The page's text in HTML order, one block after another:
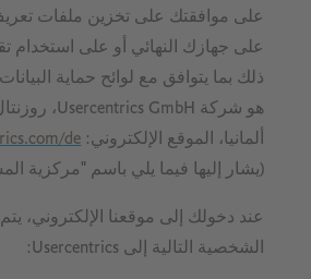
على موافقتك على تخزين ملفات
على جهازك النهائي أو على استخدام
ذلك بما يتوافق مع لوائح حماية
ألمانيا، الموقع الإلكتروني: de/
(يشار إليها فيما يلي باسم "مركزية
عند دخولك إلى موقعنا الإلكتروني،
الشخصية التالية إلى Usercentrics: